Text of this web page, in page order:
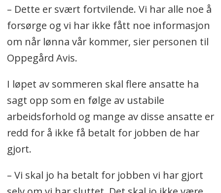
– Dette er svært fortvilende. Vi har alle noe å
forsørge og vi har ikke fått noe informasjon
om når lønna vår kommer, sier personen til
Oppegård Avis.
I løpet av sommeren skal flere ansatte ha
sagt opp som en følge av ustabile
arbeidsforhold og mange av disse ansatte er
redd for å ikke få betalt for jobben de har
gjort.
– Vi skal jo ha betalt for jobben vi har gjort